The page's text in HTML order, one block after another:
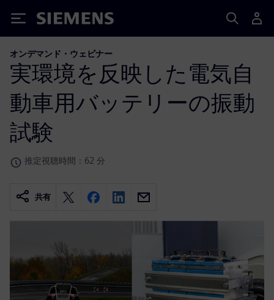
Siemens
オンデマンド・ウェビナー
実環境を反映した電気自
動車用バッテリーの振動
試験
推定視聴時間：62 分
共有